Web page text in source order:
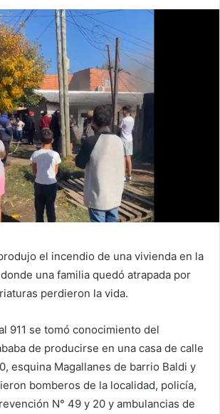
el incendio de una vivienda en la
una familia quedó atrapada por
perdieron la vida.
911 se tomó conocimiento del
de producirse en una casa de calle
esquina Magallanes de barrio Baldi y
bomberos de la localidad, policía,
N° 49 y 20 y ambulancias de